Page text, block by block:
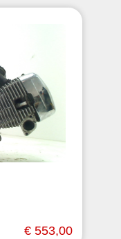
€ 553,00